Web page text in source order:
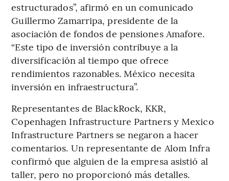
estructurados”, afirmó en un comunicado
Guillermo Zamarripa, presidente de la
asociación de fondos de pensiones Amafore.
“Este tipo de inversión contribuye a la
diversificación al tiempo que ofrece
rendimientos razonables. México necesita
inversión en infraestructura”.
Representantes de BlackRock, KKR,
Copenhagen Infrastructure Partners y Mexico
Infrastructure Partners se negaron a hacer
comentarios. Un representante de Alom Infra
confirmó que alguien de la empresa asistió al
taller, pero no proporcionó más detalles.